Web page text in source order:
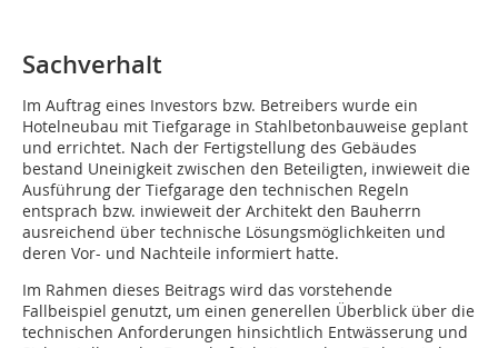
Sachverhalt
Im Auftrag eines Investors bzw. Betreibers wurde ein
Hotelneubau mit Tiefgarage in Stahlbetonbauweise geplant
und errichtet. Nach der Fertigstellung des Gebäudes
bestand Uneinigkeit zwischen den Beteiligten, inwieweit die
Ausführung der Tiefgarage den technischen Regeln
entsprach bzw. inwieweit der Architekt den Bauherrn
ausreichend über technische Lösungsmöglichkeiten und
deren Vor- und Nachteile informiert hatte.
Im Rahmen dieses Beitrags wird das vorstehende
Fallbeispiel genutzt, um einen generellen Überblick über die
technischen Anforderungen hinsichtlich Entwässerung und